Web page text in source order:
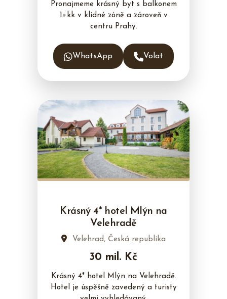
Pronajmeme krásný byt s balkonem
1+kk v klidné zóně a zároveň v
centru Prahy.
WhatsApp Volat
Krásný 4* hotel Mlýn na
Velehradě
Velehrad, Česká republika
30 mil. Kč
Krásný 4* hotel Mlýn na Velehradě.
Hotel je úspěšně zavedený a turisty